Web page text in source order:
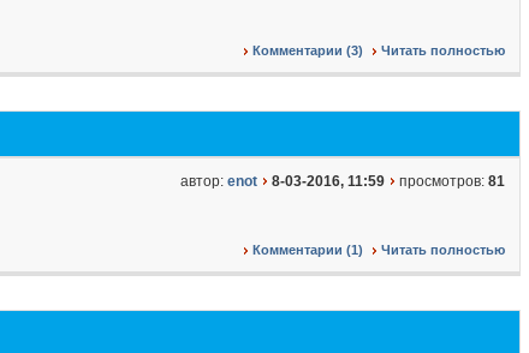
Комментарии (3) Читать полностью
автор: enot 8-03-2016, 11:59 просмотров: 81
Комментарии (1) Читать полностью